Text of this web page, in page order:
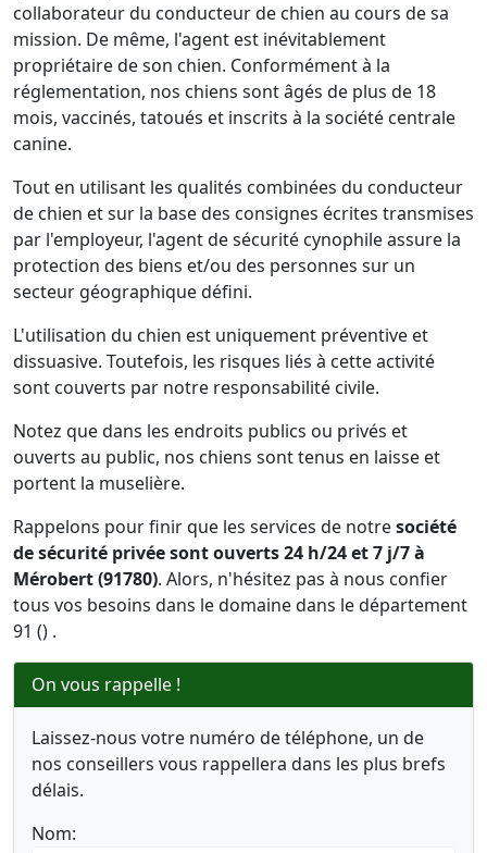
collaborateur du conducteur de chien au cours de sa
mission. De même, l'agent est inévitablement
propriétaire de son chien. Conformément à la
réglementation, nos chiens sont âgés de plus de 18
mois, vaccinés, tatoués et inscrits à la société centrale
canine.
Tout en utilisant les qualités combinées du conducteur
de chien et sur la base des consignes écrites transmises
par l'employeur, l'agent de sécurité cynophile assure la
protection des biens et/ou des personnes sur un
secteur géographique défini.
L'utilisation du chien est uniquement préventive et
dissuasive. Toutefois, les risques liés à cette activité
sont couverts par notre responsabilité civile.
Notez que dans les endroits publics ou privés et
ouverts au public, nos chiens sont tenus en laisse et
portent la muselière.
Rappelons pour finir que les services de notresociété
de sécurité privée sont ouverts 24 h/24 et 7 j/7 à
Mérobert (91780). Alors, n'hésitez pas à nous confier
tous vos besoins dans le domaine dans le département
91 () .
On vous rappelle !
Laissez-nous votre numéro de téléphone, un de
nos conseillers vous rappellera dans les plus brefs
délais.
Nom: